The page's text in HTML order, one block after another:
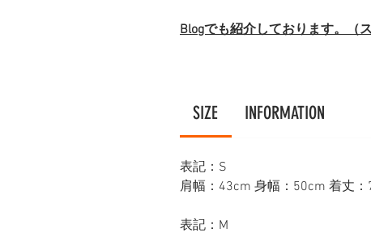
Blogでも紹介しております。（
SIZE INFORMATION
表記：S
肩幅：43cm 身幅：50cm 着丈
表記：M